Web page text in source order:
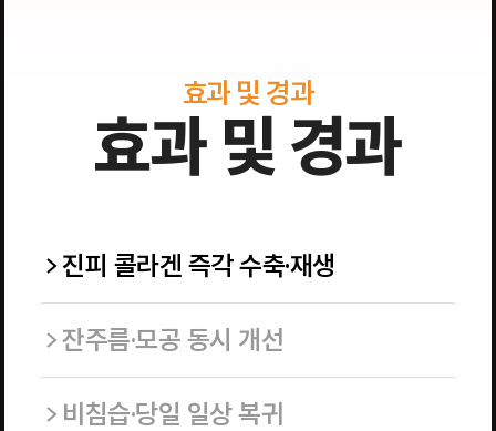
효과 및 경과
효과 및 경과
진피 콜라겐 즉각 수축·재생
잔주름·모공 동시 개선
비침습·당일 일상 복귀